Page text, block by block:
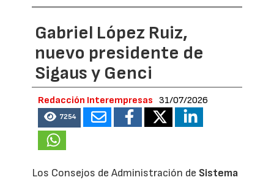
Gabriel López Ruiz,
nuevo presidente de
Sigaus y Genci
Redacción Interempresas 31/07/2026
7254
Los Consejos de Administración de Sistema